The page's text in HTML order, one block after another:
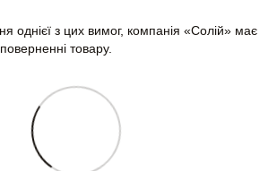
однієї з цих вимог, компанія «Солій» має
товару.